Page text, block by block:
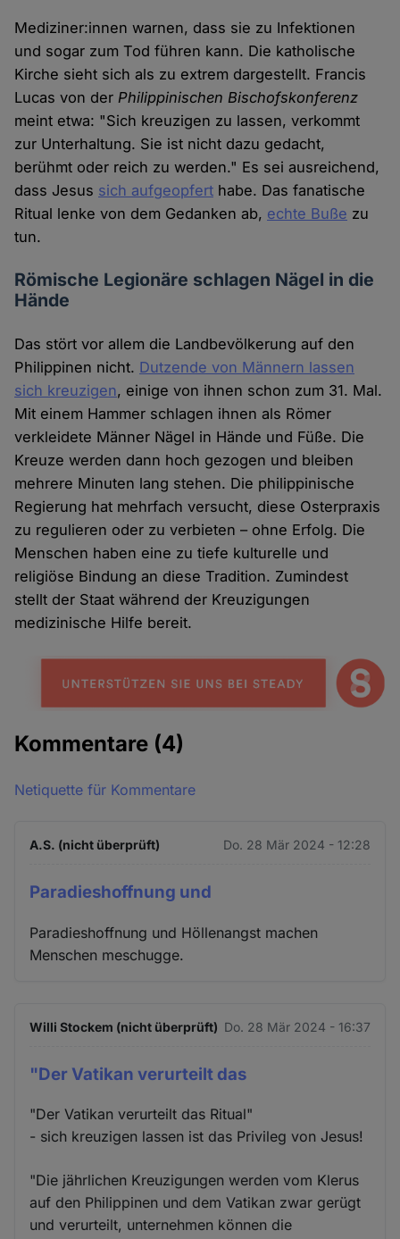
Mediziner:innen warnen, dass sie zu Infektionen
und sogar zum Tod führen kann. Die katholische
Kirche sieht sich als zu extrem dargestellt. Francis
Lucas von derPhilippinischen Bischofskonferenz
meint etwa: "Sich kreuzigen zu lassen, verkommt
zur Unterhaltung. Sie ist nicht dazu gedacht,
berühmt oder reich zu werden." Es sei ausreichend,
dass Jesus sich aufgeopfert habe. Das fanatische
Ritual lenke von dem Gedanken ab, echte Buße zu
tun.
Römische Legionäre schlagen Nägel in die
Hände
Das stört vor allem die Landbevölkerung auf den
Philippinen nicht. Dutzende von Männern lassen
sich kreuzigen, einige von ihnen schon zum 31. Mal.
Mit einem Hammer schlagen ihnen als Römer
verkleidete Männer Nägel in Hände und Füße. Die
Kreuze werden dann hoch gezogen und bleiben
mehrere Minuten lang stehen. Die philippinische
Regierung hat mehrfach versucht, diese Osterpraxis
zu regulieren oder zu verbieten – ohne Erfolg. Die
Menschen haben eine zu tiefe kulturelle und
religiöse Bindung an diese Tradition. Zumindest
stellt der Staat während der Kreuzigungen
medizinische Hilfe bereit.
Kommentare (4)
Netiquette für Kommentare
A.S. (nicht überprüft) Do. 28 Mär 2024 - 12:28
Paradieshoffnung und
Paradieshoffnung und Höllenangst machen
Menschen meschugge.
Willi Stockem (nicht überprüft) Do. 28 Mär 2024 - 16:37
"Der Vatikan verurteilt das
"Der Vatikan verurteilt das Ritual"
- sich kreuzigen lassen ist das Privileg von Jesus!
"Die jährlichen Kreuzigungen werden vom Klerus
auf den Philippinen und dem Vatikan zwar gerügt
und verurteilt, unternehmen können die